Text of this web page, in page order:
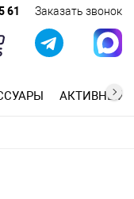
61 Заказать звонок
АКТИВНЫЙ